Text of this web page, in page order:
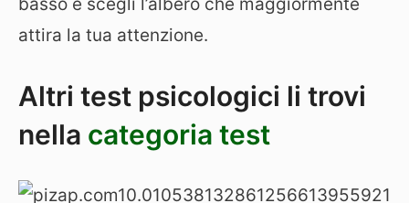
attira la tua attenzione.
Altri test psicologici li trovi
nella categoria test